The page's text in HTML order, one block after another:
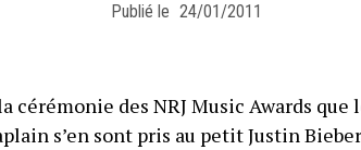
Publié le 24/01/2011
cérémonie des NRJ Music Awards
s’en sont pris au petit Justin